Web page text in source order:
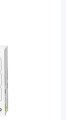
(nicht nur